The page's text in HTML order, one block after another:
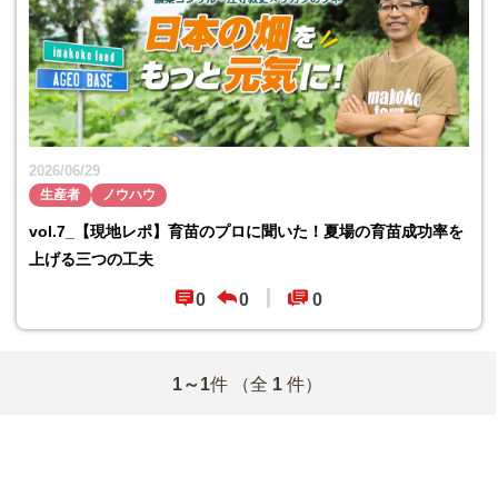
生産者 ノウハウ
2026/06/29
vol.7_【現地レポ】育苗のプロに聞いた！夏場の育苗成功率を
上げる三つの工夫
0 0 0
1～1件（全 1件）